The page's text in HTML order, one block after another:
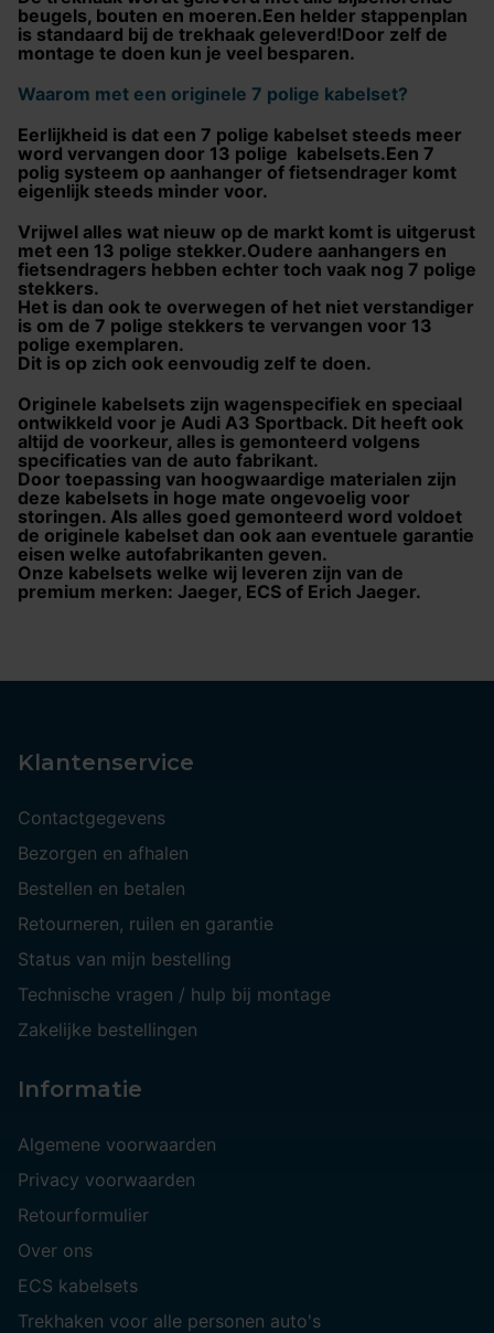
beugels, bouten en moeren.Een helder stappenplan
is standaard bij de trekhaak geleverd!Door zelf de
montage te doen kun je veel besparen.
Waarom met een originele 7 polige kabelset?
Eerlijkheid is dat een 7 polige kabelset steeds meer
word vervangen door 13 polige kabelsets.Een 7
polig systeem op aanhanger of fietsendrager komt
eigenlijk steeds minder voor.
Vrijwel alles wat nieuw op de markt komt is uitgerust
met een 13 polige stekker.Oudere aanhangers en
fietsendragers hebben echter toch vaak nog 7 polige
stekkers.
Het is dan ook te overwegen of het niet verstandiger
is om de 7 polige stekkers te vervangen voor 13
polige exemplaren.
Dit is op zich ook eenvoudig zelf te doen.
Originele kabelsets zijn wagenspecifiek en speciaal
ontwikkeld voor je Audi A3 Sportback. Dit heeft ook
altijd de voorkeur, alles is gemonteerd volgens
specificaties van de auto fabrikant.
Door toepassing van hoogwaardige materialen zijn
deze kabelsets in hoge mate ongevoelig voor
storingen. Als alles goed gemonteerd word voldoet
de originele kabelset dan ook aan eventuele garantie
eisen welke autofabrikanten geven.
Onze kabelsets welke wij leveren zijn van de
premium merken: Jaeger, ECS of Erich Jaeger.
Klantenservice
Contactgegevens
Bezorgen en afhalen
Bestellen en betalen
Retourneren, ruilen en garantie
Status van mijn bestelling
Technische vragen / hulp bij montage
Zakelijke bestellingen
Informatie
Algemene voorwaarden
Privacy voorwaarden
Retourformulier
Over ons
ECS kabelsets
Trekhaken voor alle personen auto's